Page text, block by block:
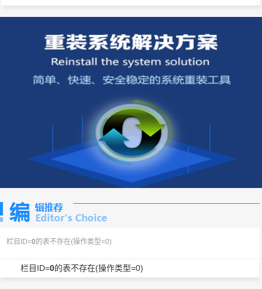
栏目ID=0的表不存在(操作类型=0)
栏目ID=0的表不存在(操作类型=0)